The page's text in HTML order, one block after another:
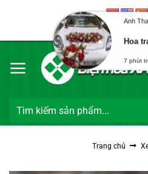
Chào mừng bạn
Tìm
Trang chủ
7 phút